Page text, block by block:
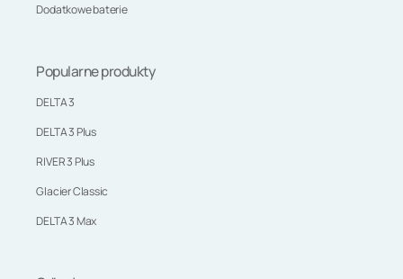
Dodatkowe baterie
Popularne produkty
DELTA 3
DELTA 3 Plus
RIVER 3 Plus
Glacier Classic
DELTA 3 Max